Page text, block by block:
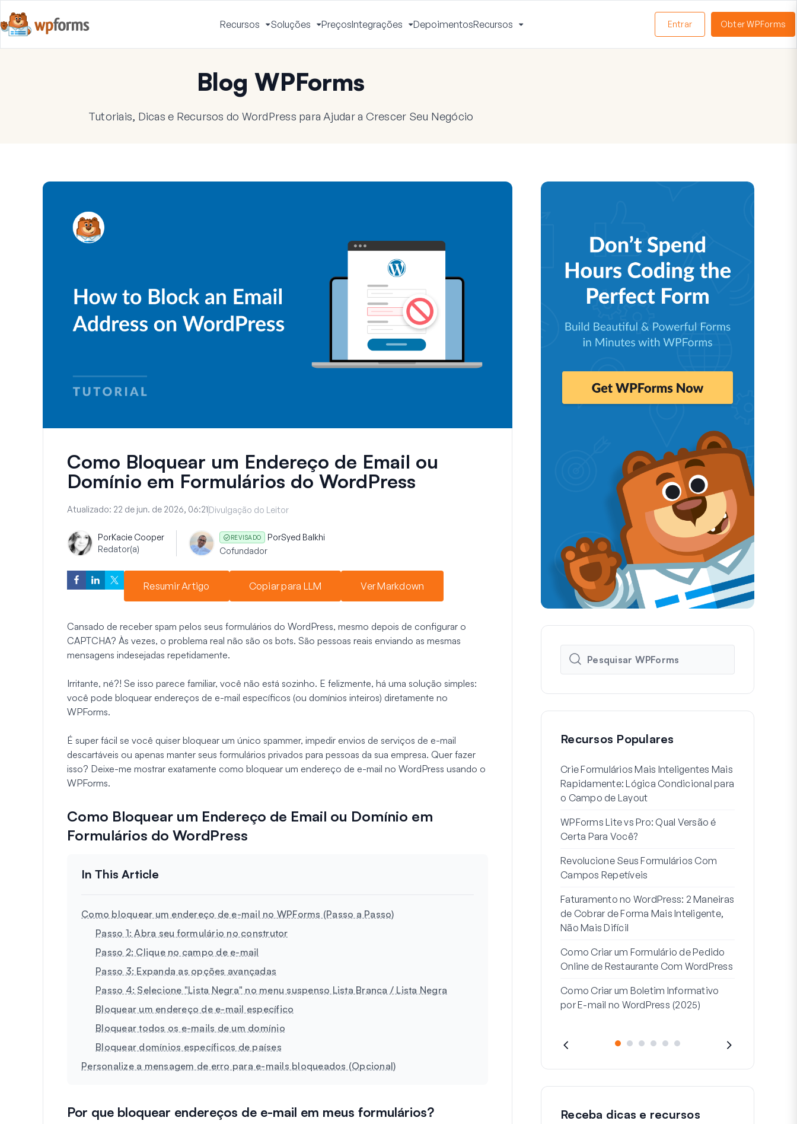
Recursos
Alternar
Menu
Soluções
Alternar
Menu
PreçosIntegrações
Alternar
Menu
DepoimentosRecursos
Menu
Entrar Obter WPForms
Blog WPForms
Tutoriais, Dicas e Recursos do WordPress para Ajudar a Crescer Seu Negócio
Como Bloquear um Endereço de Email ou
Domínio em Formulários do WordPress
Atualizado: 22 de jun. de 2026, 06:21Divulgação do Leitor
PorKacie Cooper
Redator(a)
REVISADO PorSyed Balkhi
Cofundador
Resumir Artigo Copiar para LLM Ver Markdown
Cansado de receber spam pelos seus formulários do WordPress, mesmo depois de configurar o
CAPTCHA? Às vezes, o problema real não são os bots. São pessoas reais enviando as mesmas
mensagens indesejadas repetidamente.
Irritante, né?! Se isso parece familiar, você não está sozinho. E felizmente, há uma solução simples:
você pode bloquear endereços de e-mail específicos (ou domínios inteiros) diretamente no
WPForms.
É super fácil se você quiser bloquear um único spammer, impedir envios de serviços de e-mail
descartáveis ou apenas manter seus formulários privados para pessoas da sua empresa. Quer fazer
isso? Deixe-me mostrar exatamente como bloquear um endereço de e-mail no WordPress usando o
WPForms.
Como Bloquear um Endereço de Email ou Domínio em
Formulários do WordPress
Como bloquear um endereço de e-mail no WPForms (Passo a Passo)
Passo 1: Abra seu formulário no construtor
Passo 2: Clique no campo de e-mail
Passo 3: Expanda as opções avançadas
Passo 4: Selecione "Lista Negra" no menu suspenso Lista Branca / Lista Negra
Bloquear um endereço de e-mail específico
Bloquear todos os e-mails de um domínio
Bloquear domínios específicos de países
Personalize a mensagem de erro para e-mails bloqueados (Opcional)
Por que bloquear endereços de e-mail em meus formulários?
Recursos Populares
Crie Formulários Mais Inteligentes Mais
Rapidamente: Lógica Condicional para
o Campo de Layout
WPForms Lite vs Pro: Qual Versão é
Certa Para Você?
Revolucione Seus Formulários Com
Campos Repetíveis
Faturamento no WordPress: 2 Maneiras
de Cobrar de Forma Mais Inteligente,
Não Mais Difícil
Como Criar um Formulário de Pedido
Online de Restaurante Com WordPress
Como Criar um Boletim Informativo
por E-mail no WordPress (2025)
Receba dicas e recursos